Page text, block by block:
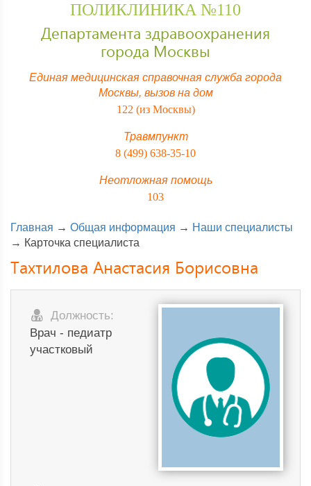
ПОЛИКЛИНИКА №110
Департамента здравоохранения
города Москвы
Единая медицинская справочная служба города
Москвы, вызов на дом
122 (из Москвы)
Травмпункт
8 (499) 638-35-10
Неотложная помощь
103
Главная → Общая информация → Наши специалисты
→ Карточка специалиста
Тахтилова Анастасия Борисовна
Должность:
Врач - педиатр
участковый